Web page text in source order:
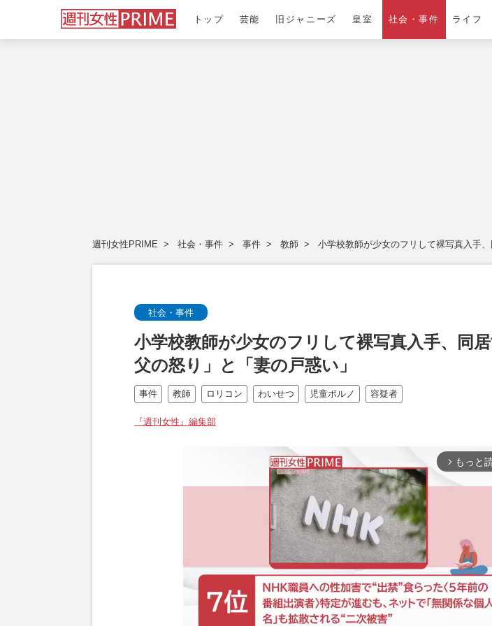
トップ 芸能 旧ジャニーズ 皇室 社会・事件 ライフ
週刊女性PRIME 社会・事件 事件 教師 小学校教師が少女のフリして裸写真入手
社会・事件
小学校教師が少女のフリして裸写真入手、同
父の怒り」と「妻の戸惑い」
事件 教師 ロリコン わいせつ 児童ポルノ 容疑者
『週刊女性』編集部
arrow_forward_ios もっと